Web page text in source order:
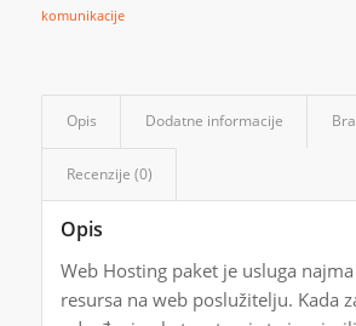
komunikacije
Opis Dodatne informacije
Recenzije (0)
Opis
Web Hosting paket je usluga
resursa na web poslužitelju. Kada